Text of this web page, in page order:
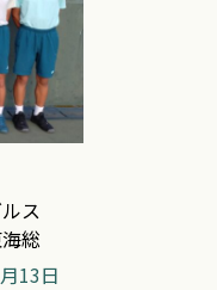
ス
総
13日